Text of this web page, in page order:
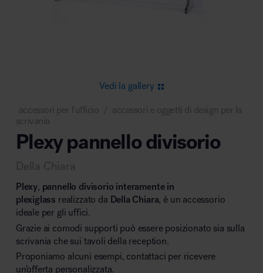
Area lounge e attesa
Area outdoor
Vedi la gallery
accessori per l'ufficio
accessori e oggetti di design per la
scrivania
Plexy pannello divisorio
Della Chiara
Plexy, pannello divisorio interamente in
plexiglass realizzato da Della Chiara, è un accessorio
ideale per gli uffici.
Grazie ai comodi supporti può essere posizionato sia sulla
scrivania che sui tavoli della reception.
Proponiamo alcuni esempi, contattaci per ricevere
un’offerta personalizzata.